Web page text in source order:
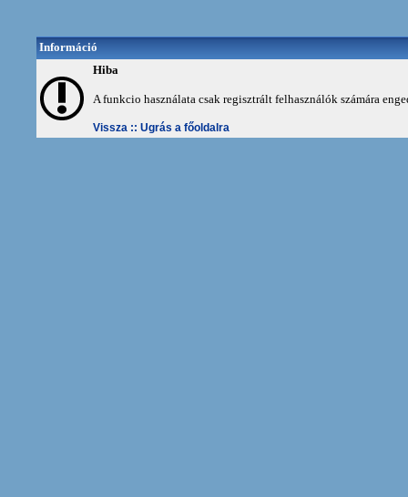
Információ
Hiba
A funkcio használata csak regisztrált felhasználók számára
Vissza :: Ugrás a főoldalra